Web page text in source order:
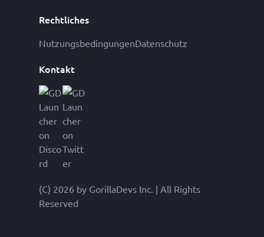
Rechtliches
NutzungsbedingungenDatenschutz
Kontakt
(C) 2026 by GorillaDevs Inc. | All Rights
Reserved